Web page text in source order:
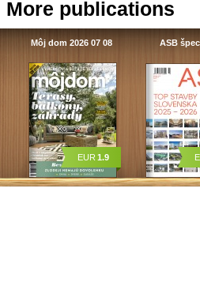
More publications
Môj dom 2026 07 08
EUR 1.9
ASB